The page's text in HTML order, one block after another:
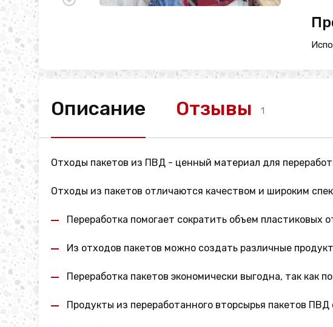
Описание Отзывы 1
Отходы пакетов из ПВД - ценный материал для
Отходы из пакетов отличаются качеством и широким
Переработка помогает сократить объем
Из отходов пакетов можно создать различные
Переработка пакетов экономически выгодна, так как
Продукты из переработанного вторсырья пакетов